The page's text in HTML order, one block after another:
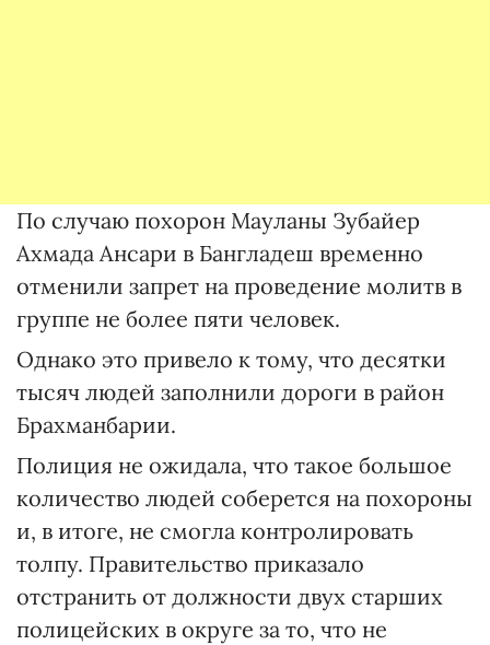
По случаю похорон Мауланы Зубайер
Ахмада Ансари в Бангладеш временно
отменили запрет на проведение молитв в
группе не более пяти человек.
Однако это привело к тому, что десятки
тысяч людей заполнили дороги в район
Брахманбарии.
Полиция не ожидала, что такое большое
количество людей соберется на похороны
и, в итоге, не смогла контролировать
толпу. Правительство приказало
отстранить от должности двух старших
полицейских в округе за то, что не